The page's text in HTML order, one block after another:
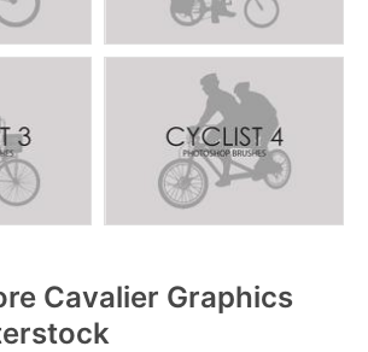
Cavalier Graphics